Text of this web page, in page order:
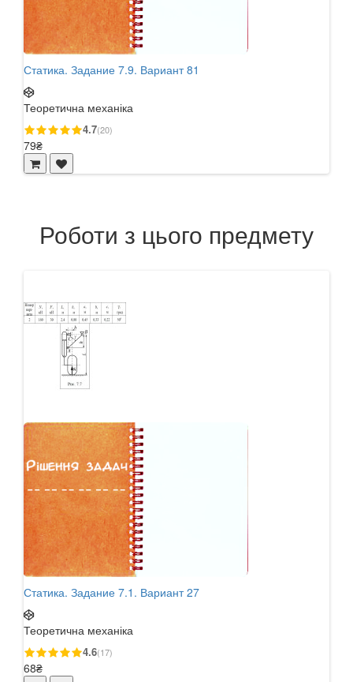
Статика. Задание 7.9. Вариант 81
Теоретична механіка
4.7(20)
79₴
Роботи з цього предмету
Статика. Задание 7.1. Вариант 27
Теоретична механіка
4.6(17)
68₴